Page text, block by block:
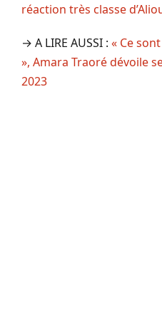
réaction très classe
→ A LIRE AUSSI : « Ce
», Amara Traoré dévoile
2023